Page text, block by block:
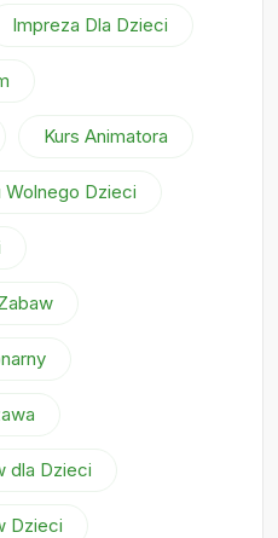
Impreza Dla Dzieci
Kurs Animatora
Wolnego Dzieci
dla Dzieci
Dzieci